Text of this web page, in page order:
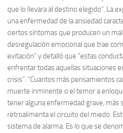
que lo llevara al destino elegido”. La
una enfermedad de la ansiedad
ciertos síntomas que producen un
desregulación emocional que trae
evitación” y detalló que “estas
enfrentar todas aquellas situaciones
crisis”. “Cuantos más pensamientos
muerte inminente o el temor a
tener alguna enfermedad grave, más
retroalimenta el circuito del miedo.
sistema de alarma. Es lo que se